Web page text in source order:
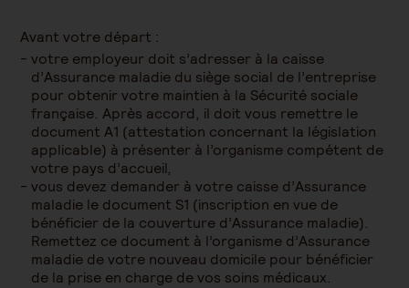
Avant votre départ :
votre employeur doit s’adresser à la caisse
d’Assurance maladie du siège social de l’entreprise
pour obtenir votre maintien à la Sécurité sociale
française. Après accord, il doit vous remettre le
document A1 (attestation concernant la législation
applicable) à présenter à l’organisme compétent de
votre pays d’accueil,
vous devez demander à votre caisse d’Assurance
maladie le document S1 (inscription en vue de
bénéficier de la couverture d’Assurance maladie).
Remettez ce document à l’organisme d’Assurance
maladie de votre nouveau domicile pour bénéficier
de la prise en charge de vos soins médicaux.